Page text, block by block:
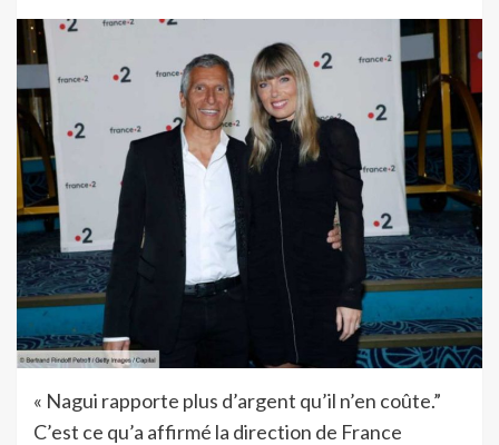
« Nagui rapporte plus d’argent qu’il n’en coûte.”
C’est ce qu’a affirmé la direction de France